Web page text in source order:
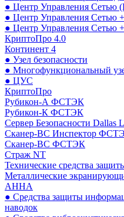
● Центр Управления Сетью
● Центр Управления Сетью
● Центр Управления Сетью
КриптоПро 4.0
Континент 4
● Узел безопасности
● Многофункциональный
● ЦУС
КриптоПро
Рубикон-А ФСТЭК
Рубикон-К ФСТЭК
Сервер Безопасности Dallas
Сканер-ВС Инспектор
Сканер-ВС ФСТЭК
Страж NT
Технические средства
Металлические
АННА
● Средства защиты
наводок